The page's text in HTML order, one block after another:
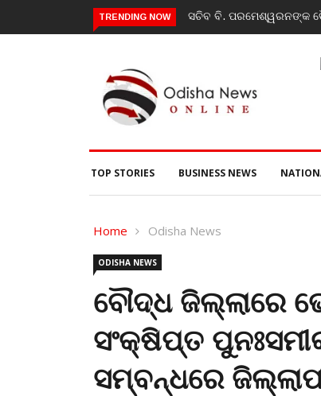
TRENDING NOW
କାର୍ଯ୍ୟକ୍ରମ, ପ୍ରକଳ୍ପ ଓ ପଞ୍ଚାୟତ ପରିଦର୍ଶନ India’s youth
event
TOP STORIES BUSINESS NEWS
Home Odisha News
ODISHA NEWS
ବୌଦ୍ଧ ଜିଲ୍ଲାରେ
ସଂକ୍ଷିପ୍ତ
ସମ୍ବନ୍ଧରେ